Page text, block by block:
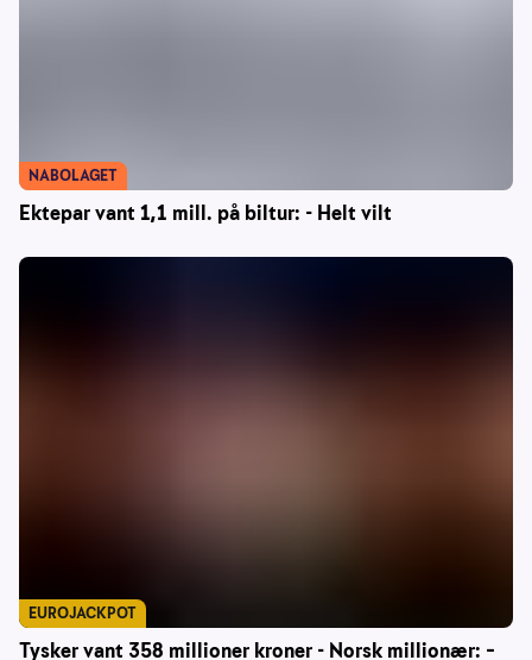
Ektepar vant 1,1 mill. på biltur: - Helt vilt
NABOLAGET
Tysker vant 358 millioner kroner - Norsk millionær: –
EUROJACKPOT